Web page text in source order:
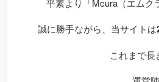
平素より「Mcura（エムク
誠に勝手ながら、当サイトは
これまで長